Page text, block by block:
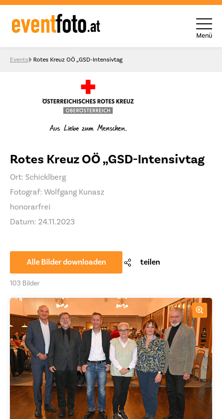
Skip to content
Menü
Events Rotes Kreuz OÖ „GSD-Intensivtag
Rotes Kreuz OÖ „GSD-Intensivtag
Ort: Schicklberg
Fotograf: Wolfgang Kunasz
honorarfrei
Datum: 24.11.2023
Alle Bilder downloaden teilen
103 Bilder